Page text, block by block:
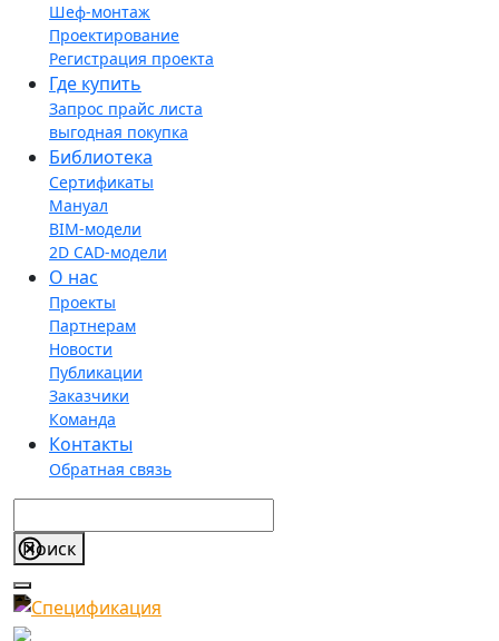
Шеф-монтаж
Проектирование
Регистрация проекта
Где купить
Запрос прайс листа
выгодная покупка
Библиотека
Сертификаты
Мануал
BIM-модели
2D CAD-модели
О нас
Проекты
Партнерам
Новости
Публикации
Заказчики
Команда
Контакты
Обратная связь